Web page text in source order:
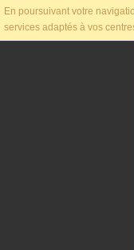
En poursuivant votre
services adaptés à vos